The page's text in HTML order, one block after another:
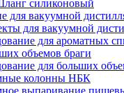
силиконовый
для вакуумной
для вакуумной
для ароматных
объемов браги
для больших
колонны НБК
выпаривание